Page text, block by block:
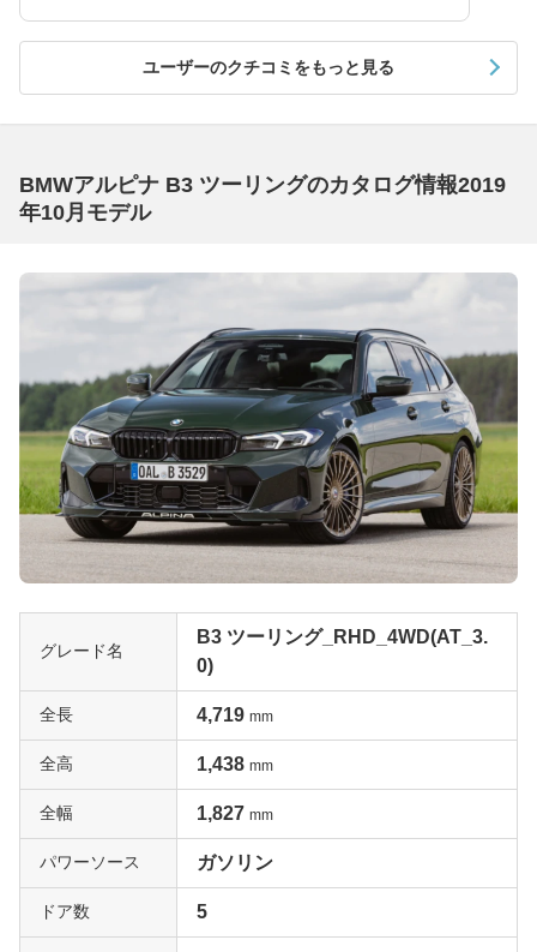
ユーザーのクチコミをもっと見る
BMWアルピナ B3 ツーリングのカタログ情報2019
年10月モデル
グレード名
B3 ツーリング_RHD_4WD(AT_3.
0)
全長 4,719 mm
全高 1,438 mm
全幅 1,827 mm
パワーソース ガソリン
ドア数 5